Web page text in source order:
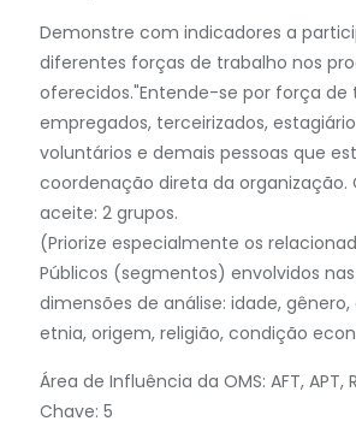
Demonstre com indicadores a
diferentes forças de trabalho nos
oferecidos."Entende-se por força de
empregados, terceirizados,
voluntários e demais pessoas que
coordenação direta da organização.
aceite: 2 grupos.
(Priorize especialmente os
Públicos (segmentos) envolvidos
dimensões de análise: idade,
etnia, origem, religião, condição
Área de Influência da OMS: AFT, APT,
Chave: 5